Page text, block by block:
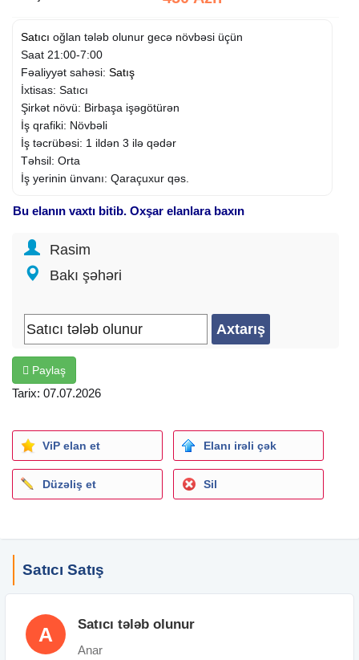
Satıcı oğlan tələb olunur gecə növbəsi üçün
Saat 21:00-7:00
Fəaliyyət sahəsi: Satış
İxtisas: Satıcı
Şirkət növü: Birbaşa işəgötürən
İş qrafiki: Növbəli
İş təcrübəsi: 1 ildən 3 ilə qədər
Təhsil: Orta
İş yerinin ünvanı: Qaraçuxur qəs.
Bu elanın vaxtı bitib. Oxşar elanlara baxın
Rasim
Bakı şəhəri
Paylaş
Tarix: 07.07.2026
ViP elan et Elanı irəli çək
Düzəliş et Sil
Satıcı Satış
A Satıcı tələb olunur
Anar